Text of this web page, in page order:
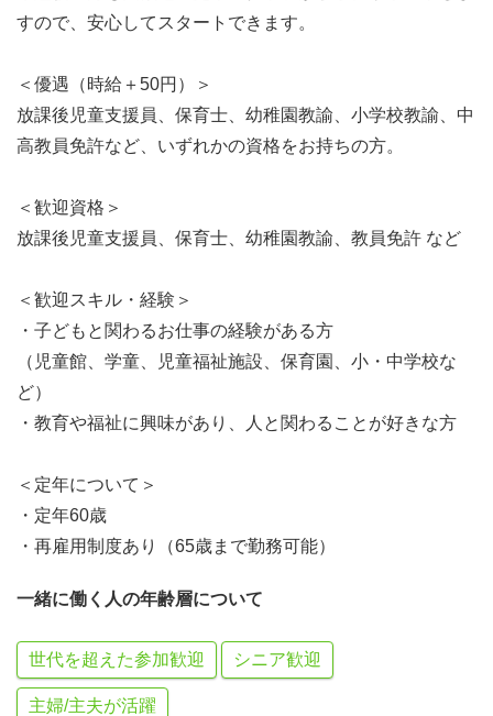
すので、安心してスタートできます。
＜優遇（時給＋50円）＞
放課後児童支援員、保育士、幼稚園教諭、小学校教諭、中
高教員免許など、いずれかの資格をお持ちの方。
＜歓迎資格＞
放課後児童支援員、保育士、幼稚園教諭、教員免許 など
＜歓迎スキル・経験＞
・子どもと関わるお仕事の経験がある方
（児童館、学童、児童福祉施設、保育園、小・中学校な
ど）
・教育や福祉に興味があり、人と関わることが好きな方
＜定年について＞
・定年60歳
・再雇用制度あり（65歳まで勤務可能）
一緒に働く人の年齢層について
世代を超えた参加歓迎 シニア歓迎
主婦/主夫が活躍